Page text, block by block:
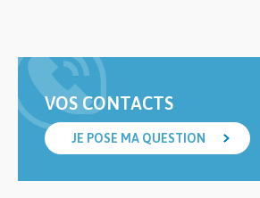
VOS CONTACTS
JE POSE MA QUESTION